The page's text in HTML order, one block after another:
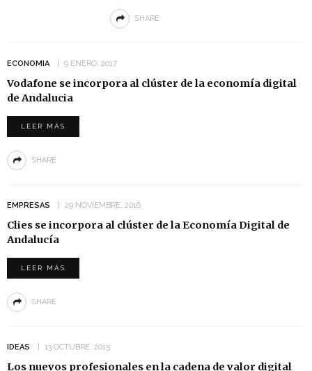
SHARE
ECONOMIA 9 ENERO, 2017
Vodafone se incorpora al clúster de la economía digital
de Andalucia
LEER MÁS
SHARE
EMPRESAS 29 NOVIEMBRE, 2016
Clies se incorpora al clúster de la Economía Digital de
Andalucía
LEER MÁS
SHARE
IDEAS 13 OCTUBRE, 2015
Los nuevos profesionales en la cadena de valor digital